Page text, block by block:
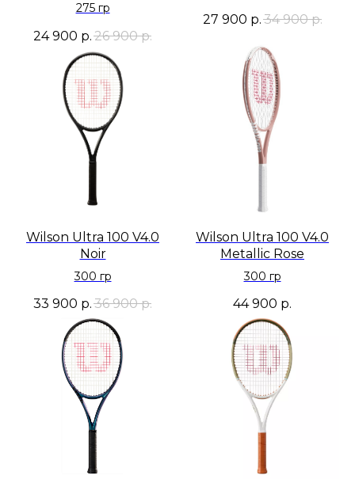
275 гр
24 900 р. 26 900 р.
27 900 р.34 900 р.
Wilson Ultra 100 V4.0
Noir
300 гр
33 900 р. 36 900 р.
Wilson Ultra 100 V4.0
Metallic Rose
300 гр
44 900 р.